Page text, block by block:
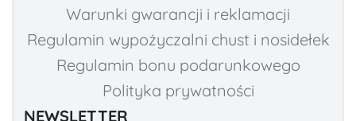
Warunki gwarancji i reklamacji
Regulamin wypożyczalni chust i nosidełek
Regulamin bonu podarunkowego
Polityka prywatności
NEWSLETTER